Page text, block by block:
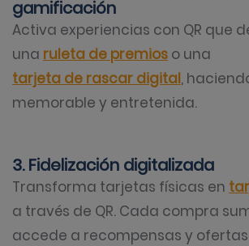
gamificación
Activa experiencias con QR que
una ruleta de premios o una
tarjeta de rascar digital,
memorable y entretenida.
3. Fidelización digitalizada
Transforma tarjetas físicas en
a través de QR. Cada compra
accede a recompensas y ofertas